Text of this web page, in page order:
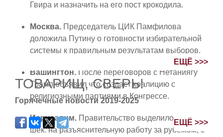
Гвира и назначить на его пост крокодила.
Москва. Председатель ЦИК Памфилова
доложила Путину о готовности избирательной
системы к правильным результатам выборов.
Вашингтон. После переговоров с Нетаниягу
Трамп объявил что создаст коалицию с
религиозными партиями в Конгрессе.
Иерусалим. Правительство выделило 2,5 млрд
шек. на разъяснительную работу за рубежом, с
ЕЩЁ >>>
ТОВАРИЩ, СВЕРЬ!
Горячечные новости 2019-2025
ЕЩЁ >>>